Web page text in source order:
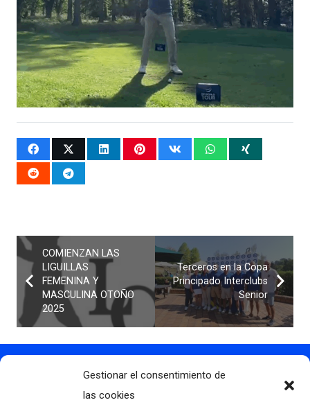
Gestionar el consentimiento de
las cookies
COMIENZAN LAS
LIGUILLAS
FEMENINA Y
MASCULINA OTOÑO
2025
Terceros en la Copa
Principado Interclubs
Senior
Contacto
info@clubdegolflascaldas.com